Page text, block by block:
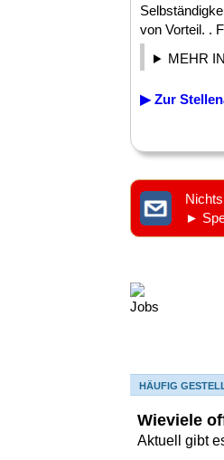
von Vorteil. .
MEHR
▶ Zur
►
HÄUFIG
Wieviele
Aktuell gibt